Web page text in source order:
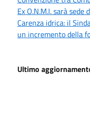
Ex O.N.M.I. sarà
Carenza idrica: il
un incremento della
Ultimo